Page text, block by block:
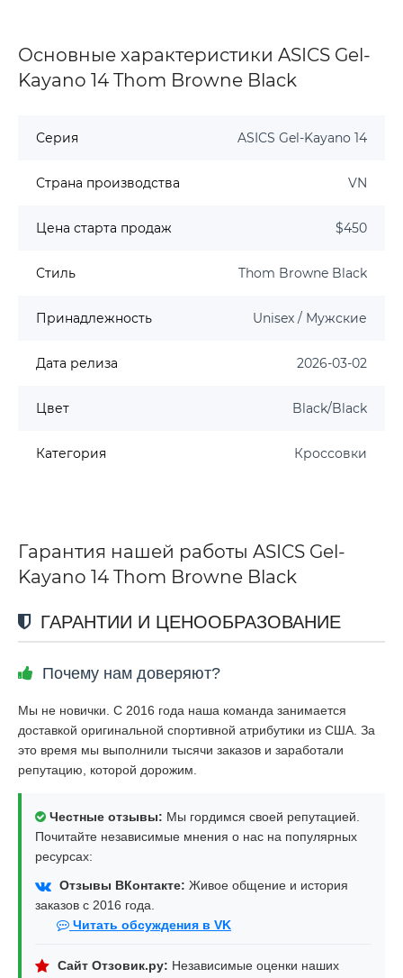
Основные характеристики ASICS Gel-
Kayano 14 Thom Browne Black
Серия ASICS Gel-Kayano 14
Страна производства VN
Цена старта продаж $450
Стиль Thom Browne Black
Принадлежность Unisex / Мужские
Дата релиза 2026-03-02
Цвет Black/Black
Категория Кроссовки
Гарантия нашей работы ASICS Gel-
Kayano 14 Thom Browne Black
ГАРАНТИИ И ЦЕНООБРАЗОВАНИЕ
Почему нам доверяют?
Мы не новички. С 2016 года наша команда занимается
доставкой оригинальной спортивной атрибутики из США. За
это время мы выполнили тысячи заказов и заработали
репутацию, которой дорожим.
Честные отзывы: Мы гордимся своей репутацией.
Почитайте независимые мнения о нас на популярных
ресурсах:
Отзывы ВКонтакте: Живое общение и история
заказов с 2016 года.
Читать обсуждения в VK
Сайт Отзовик.ру: Независимые оценки наших